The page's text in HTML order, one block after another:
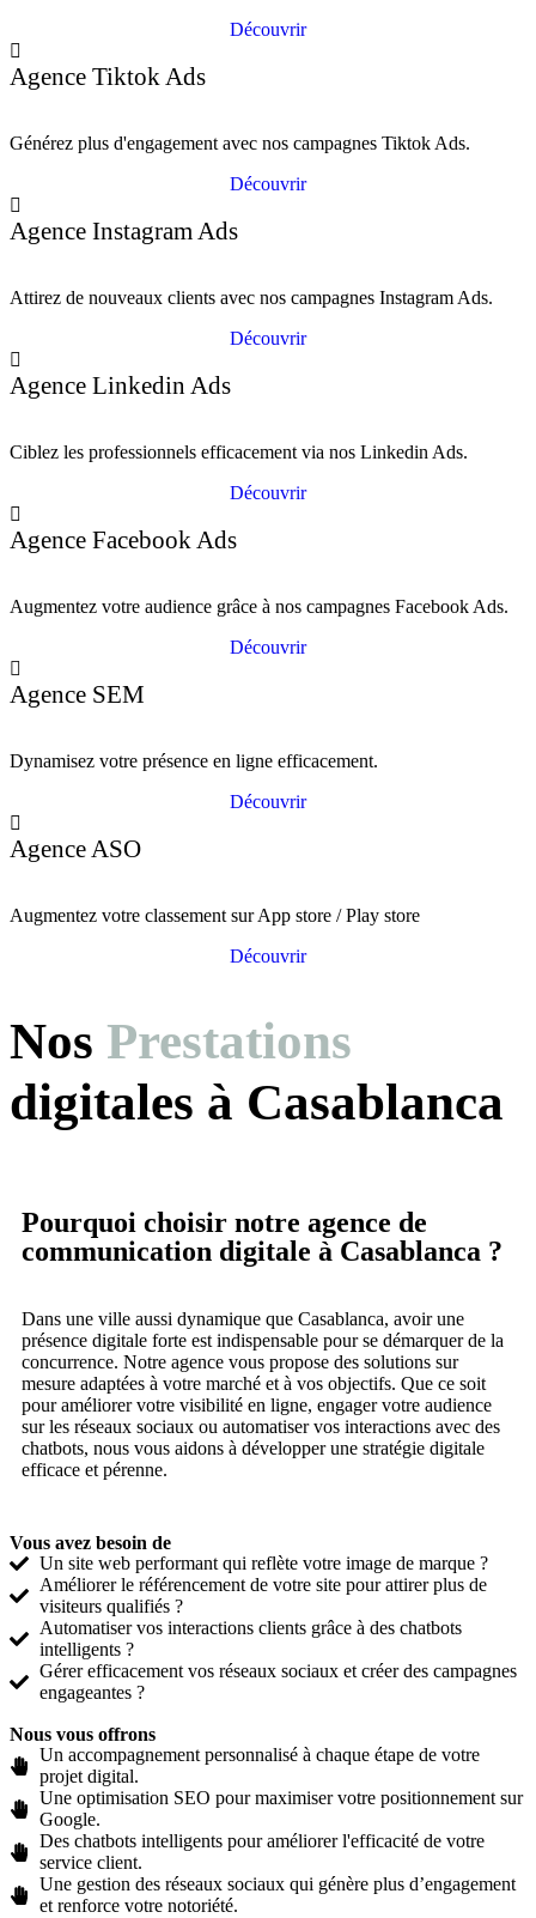
Découvrir
Agence Tiktok Ads
Générez plus d'engagement avec nos campagnes Tiktok Ads.
Découvrir
Agence Instagram Ads
Attirez de nouveaux clients avec nos campagnes Instagram Ads.
Découvrir
Agence Linkedin Ads
Ciblez les professionnels efficacement via nos Linkedin Ads.
Découvrir
Agence Facebook Ads
Augmentez votre audience grâce à nos campagnes Facebook Ads.
Découvrir
Agence SEM
Dynamisez votre présence en ligne efficacement.
Découvrir
Agence ASO
Augmentez votre classement sur App store / Play store
Découvrir
Nos Prestations
digitales à Casablanca
Pourquoi choisir notre agence de
communication digitale à Casablanca ?
Dans une ville aussi dynamique que Casablanca, avoir une
présence digitale forte est indispensable pour se démarquer de la
concurrence. Notre agence vous propose des solutions sur
mesure adaptées à votre marché et à vos objectifs. Que ce soit
pour améliorer votre visibilité en ligne, engager votre audience
sur les réseaux sociaux ou automatiser vos interactions avec des
chatbots, nous vous aidons à développer une stratégie digitale
efficace et pérenne.
Vous avez besoin de
Un site web performant qui reflète votre image de marque ?
Améliorer le référencement de votre site pour attirer plus de
visiteurs qualifiés ?
Automatiser vos interactions clients grâce à des chatbots
intelligents ?
Gérer efficacement vos réseaux sociaux et créer des campagnes
engageantes ?
Nous vous offrons
Un accompagnement personnalisé à chaque étape de votre
projet digital.
Une optimisation SEO pour maximiser votre positionnement sur
Google.
Des chatbots intelligents pour améliorer l'efficacité de votre
service client.
Une gestion des réseaux sociaux qui génère plus d’engagement
et renforce votre notoriété.